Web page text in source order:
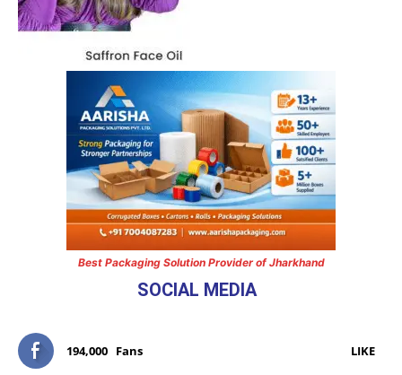
Best Packaging Solution Provider of Jharkhand
SOCIAL MEDIA
194,000 Fans LIKE